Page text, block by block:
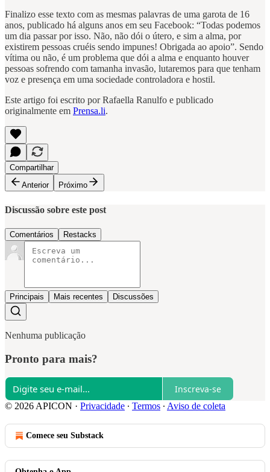
Finalizo esse texto com as mesmas palavras de uma garota de 16
anos, publicado há alguns anos em seu Facebook: “Todas podemos
um dia passar por isso. Não, não dói o útero, e sim a alma, por
existirem pessoas cruéis sendo impunes! Obrigada ao apoio”. Sendo
vítima ou não, é um problema que dói a alma e enquanto houver
pessoas sofrendo com tamanha invasão, lutaremos para que tenham
voz e presença em uma sociedade controladora e hostil.
Este artigo foi escrito por Rafaella Ranulfo e publicado
originalmente em Prensa.li.
Compartilhar
Anterior
Próximo
Discussão sobre este post
Comentários Restacks
Principais Mais recentes Discussões
Nenhuma publicação
Pronto para mais?
Inscreva-se
© 2026 APICON · Privacidade ∙ Termos ∙ Aviso de coleta
Comece seu Substack